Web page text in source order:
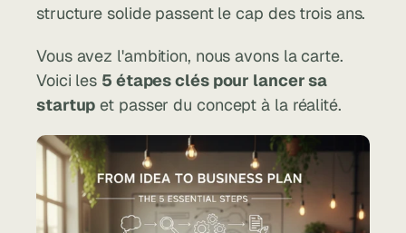
structure solide passent le cap des trois ans.
Vous avez l'ambition, nous avons la carte.
Voici les 5 étapes clés pour lancer sa
startup et passer du concept à la réalité.